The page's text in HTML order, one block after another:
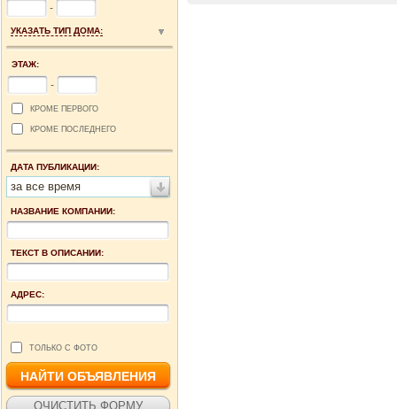
-
УКАЗАТЬ ТИП ДОМА:
ЭТАЖ:
-
КРОМЕ ПЕРВОГО
КРОМЕ ПОСЛЕДНЕГО
ДАТА ПУБЛИКАЦИИ:
за все время
НАЗВАНИЕ КОМПАНИИ:
ТЕКСТ В ОПИСАНИИ:
АДРЕС:
ТОЛЬКО С ФОТО